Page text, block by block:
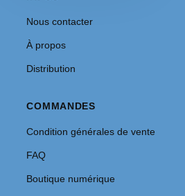
Nous contacter
À propos
Distribution
COMMANDES
Condition générales de vente
FAQ
Boutique numérique